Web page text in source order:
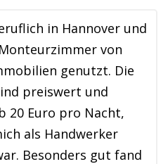
in Hannover und
von
genutzt. Die
preiswert und
20 Euro pro Nacht,
als Handwerker
Besonders gut fand